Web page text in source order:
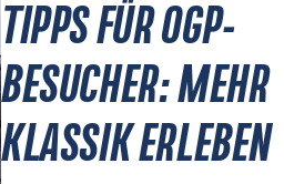
TIPPS FÜR OGP-
BESUCHER: MEHR
KLASSIK ERLEBEN